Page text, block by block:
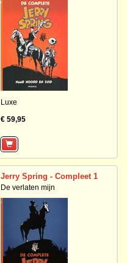
Luxe
€ 59,95
Jerry Spring - Compleet 1
De verlaten mijn